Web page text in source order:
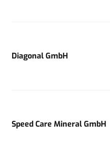
Diagonal GmbH
Speed Care Mineral GmbH